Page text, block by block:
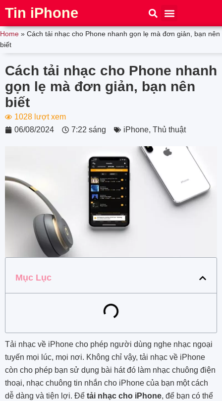
Tin iPhone
Home » Cách tải nhạc cho Phone nhanh gọn lẹ mà đơn giản, bạn nên
biết
Cách tải nhạc cho Phone nhanh
gọn lẹ mà đơn giản, bạn nên
biết
1028 lượt xem
06/08/2024
7:22 sáng iPhone, Thủ thuật
Mục Lục
Tải nhạc về iPhone cho phép người dùng nghe nhạc ngoại
tuyến mọi lúc, mọi nơi. Không chỉ vậy, tải nhạc về iPhone
còn cho phép bạn sử dụng bài hát đó làm nhạc chuông điện
thoại, nhạc chuông tin nhắn cho iPhone của bạn một cách
dễ dàng và tiện lợi. Để tải nhạc cho iPhone, để bạn có thể